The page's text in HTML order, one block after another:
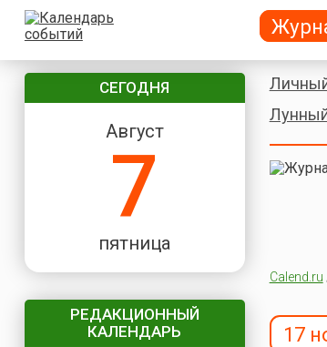
СЕГОДНЯ
Август
7
пятница
РЕДАКЦИОННЫЙ
КАЛЕНДАРЬ
Calend.ru
17